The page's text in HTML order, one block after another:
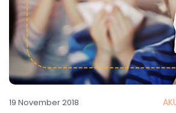
19 November 2018